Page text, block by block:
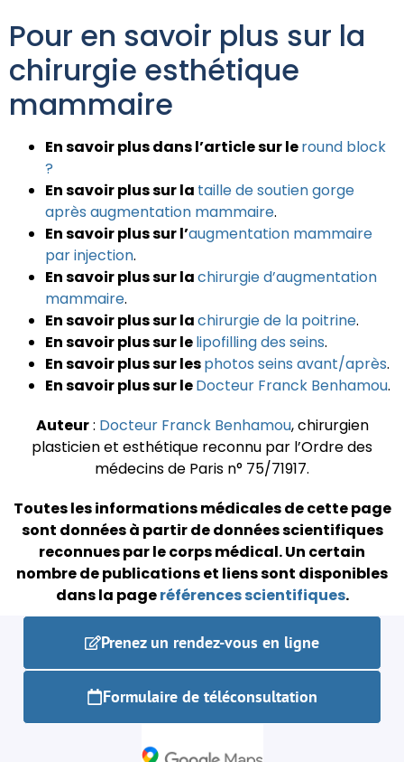
Pour en savoir plus sur la
chirurgie esthétique
mammaire
En savoir plus dans l’article sur leround block
?
En savoir plus sur la taille de soutien gorge
après augmentation mammaire.
En savoir plus sur l’augmentation mammaire
par injection.
En savoir plus sur lachirurgie d’augmentation
mammaire.
En savoir plus sur lachirurgie de la poitrine.
En savoir plus sur lelipofilling des seins.
En savoir plus sur lesphotos seins avant/après.
En savoir plus sur leDocteur Franck Benhamou.
Auteur: Docteur Franck Benhamou, chirurgien
plasticien et esthétique reconnu par l’Ordre des
médecins de Paris n° 75/71917.
Toutes les informations médicales de cette page
sont données à partir de données scientifiques
reconnues par le corps médical.Un certain
nombre de publications et liens sont disponibles
dans la pageréférences scientifiques.
Prenez un rendez-vous en ligne
Formulaire de téléconsultation